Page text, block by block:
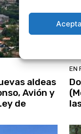
aldeas
Avión y
de
EN